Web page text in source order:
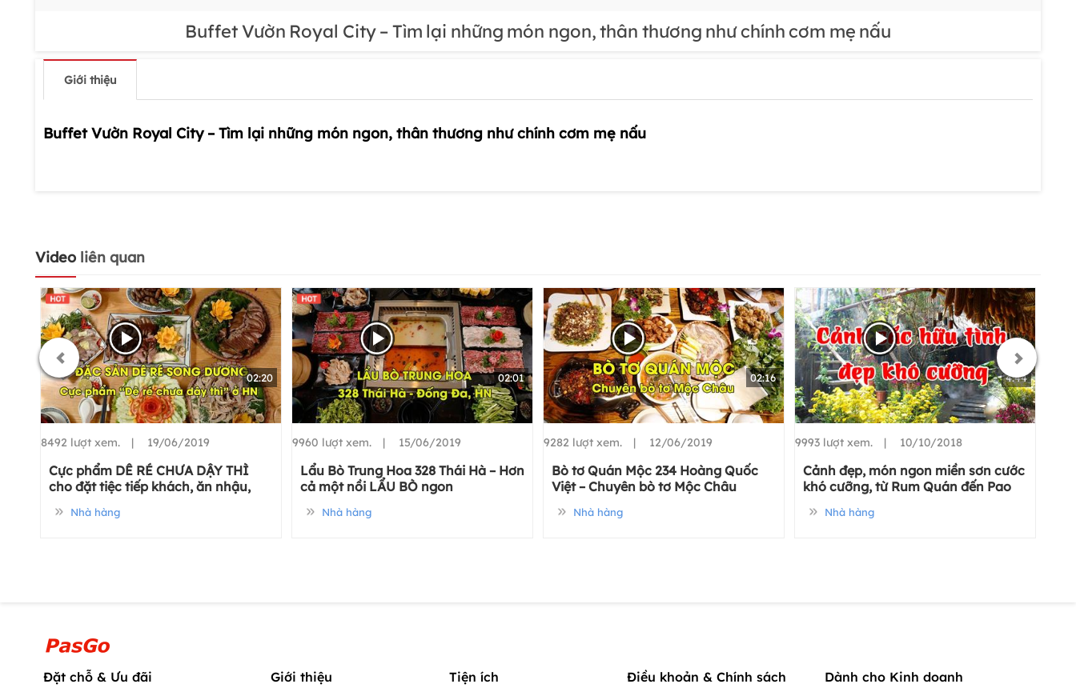
Buffet Vườn Royal City – Tìm lại những món ngon, thân thương như chính cơm mẹ nấu
Giới thiệu
Buffet Vườn Royal City – Tìm lại những món ngon, thân thương như chính cơm mẹ nấu
Video liên quan
02:20
8492 lượt xem. | 19/06/2019
Cực phẩm DÊ RÉ CHƯA DẬY THÌ
cho đặt tiệc tiếp khách, ăn nhậu,
Nhà hàng
02:01
9960 lượt xem. | 15/06/2019
Lẩu Bò Trung Hoa 328 Thái Hà – Hơn
cả một nồi LẨU BÒ ngon
Nhà hàng
02:16
9282 lượt xem. | 12/06/2019
Bò tơ Quán Mộc 234 Hoàng Quốc
Việt – Chuyên bò tơ Mộc Châu
Nhà hàng
4:44
9993 lượt xem. | 10/10/2018
Cảnh đẹp, món ngon miền sơn cước
khó cưỡng, từ Rum Quán đến Pao
Nhà hàng
Đặt chỗ & Ưu đãi Giới thiệu Tiện ích Điều khoản & Chính sách Dành cho Kinh doanh